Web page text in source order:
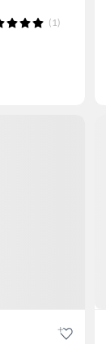
(1)